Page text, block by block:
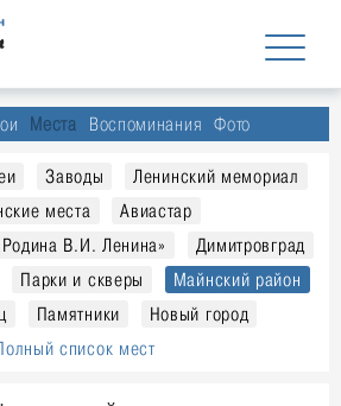
Места Воспоминания Фото
Заводы
Ленинский мемориал
места
Авиастар
В.И. Ленина»
Димитровград
Парки и скверы
Майнский район
Памятники
Новый город
список мест